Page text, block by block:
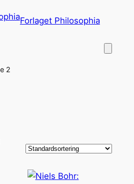
Forlaget Philosophia
2